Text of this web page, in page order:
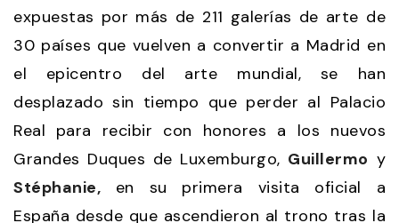
expuestas por más de 211 galerías de arte de
30 países que vuelven a convertir a Madrid en
el epicentro del arte mundial, se han
desplazado sin tiempo que perder al Palacio
Real para recibir con honores a los nuevos
Grandes Duques de Luxemburgo, Guillermo y
Stéphanie, en su primera visita oficial a
España desde que ascendieron al trono tras la